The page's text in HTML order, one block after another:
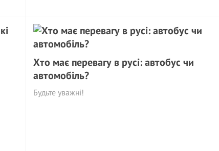
Хто має перевагу в русі: автобус чи
автомобіль?
Будьте уважні!